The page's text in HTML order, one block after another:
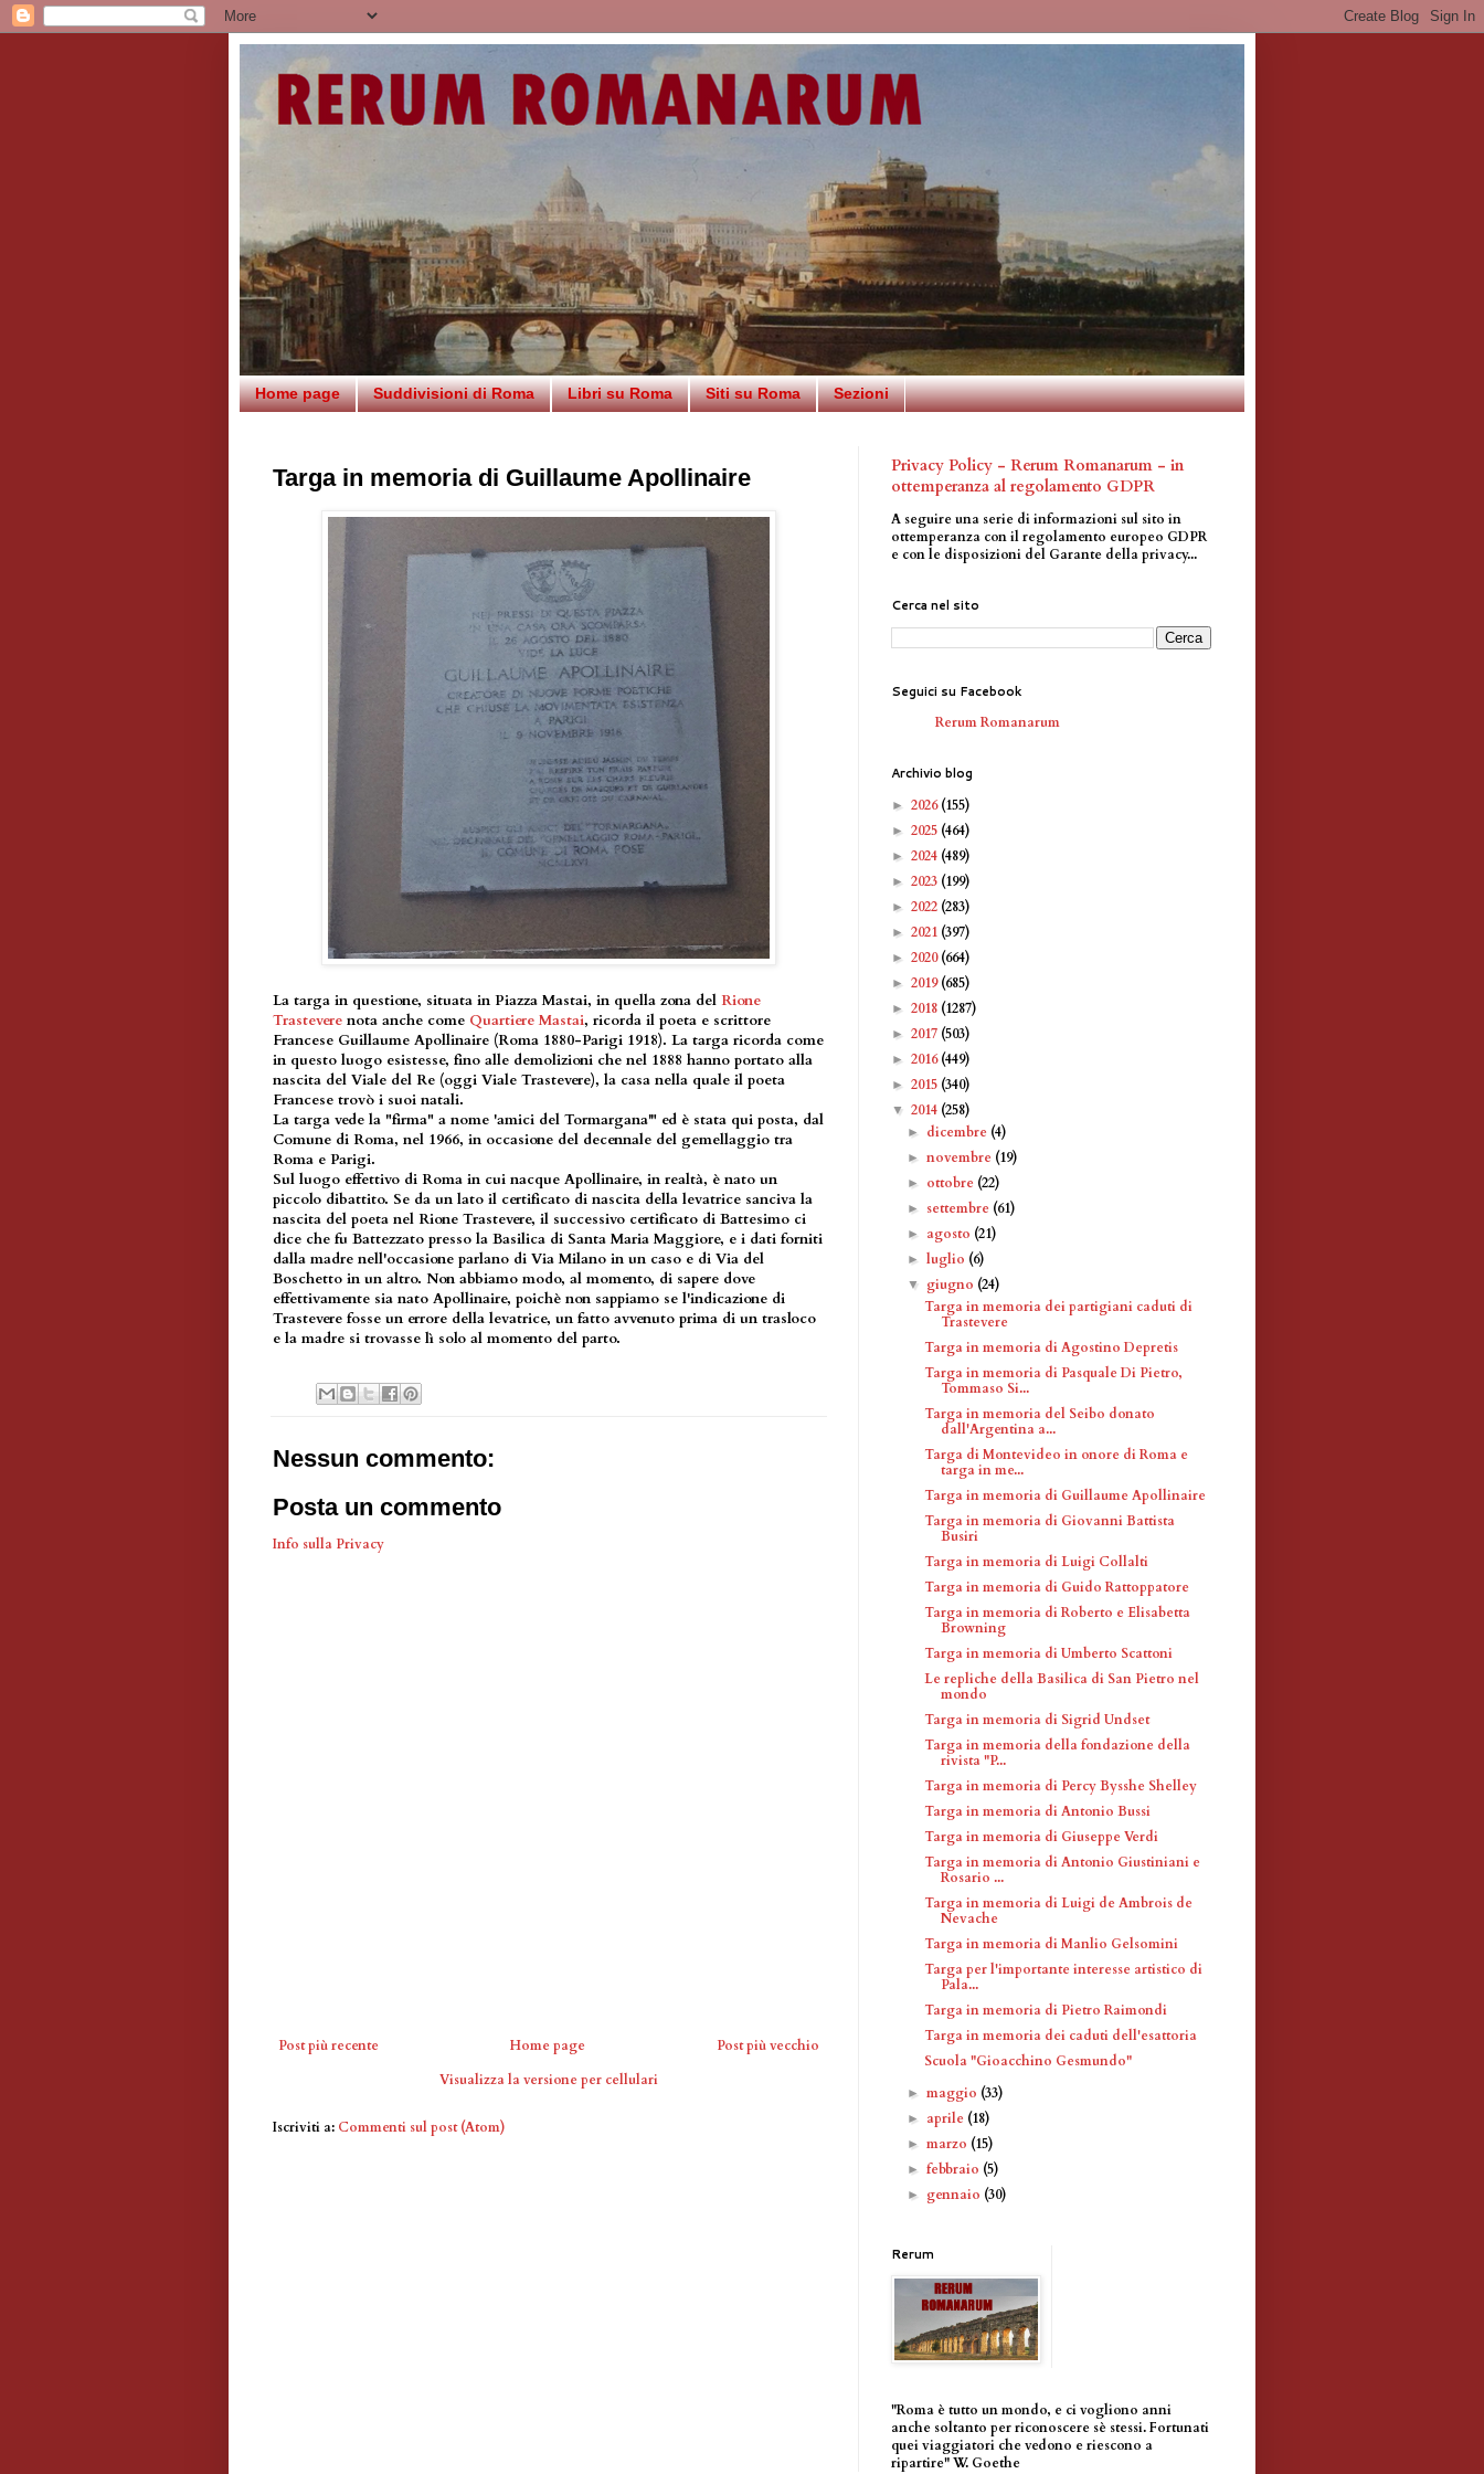
Home page Suddivisioni di Roma Libri su Roma Siti su Roma Sezioni
Targa in memoria di Guillaume Apollinaire
La targa in questione, situata in Piazza Mastai, in quella zona del Rione
Trastevere nota anche come Quartiere Mastai, ricorda il poeta e scrittore
Francese Guillaume Apollinaire (Roma 1880-Parigi 1918). La targa ricorda come
in questo luogo esistesse, fino alle demolizioni che nel 1888 hanno portato alla
nascita del Viale del Re (oggi Viale Trastevere), la casa nella quale il poeta
Francese trovò i suoi natali.
La targa vede la "firma" a nome 'amici del Tormargana'" ed è stata qui posta, dal
Comune di Roma, nel 1966, in occasione del decennale del gemellaggio tra
Roma e Parigi.
Sul luogo effettivo di Roma in cui nacque Apollinaire, in realtà, è nato un
piccolo dibattito. Se da un lato il certificato di nascita della levatrice sanciva la
nascita del poeta nel Rione Trastevere, il successivo certificato di Battesimo ci
dice che fu Battezzato presso la Basilica di Santa Maria Maggiore, e i dati forniti
dalla madre nell'occasione parlano di Via Milano in un caso e di Via del
Boschetto in un altro. Non abbiamo modo, al momento, di sapere dove
effettivamente sia nato Apollinaire, poichè non sappiamo se l'indicazione di
Trastevere fosse un errore della levatrice, un fatto avvenuto prima di un trasloco
e la madre si trovasse lì solo al momento del parto.
Nessun commento:
Posta un commento
Info sulla Privacy
Post più recente Post più vecchio
Home page
Visualizza la versione per cellulari
Iscriviti a: Commenti sul post (Atom)
Privacy Policy - Rerum Romanarum - in
ottemperanza al regolamento GDPR
A seguire una serie di informazioni sul sito in
ottemperanza con il regolamento europeo GDPR
e con le disposizioni del Garante della privacy...
Cerca nel sito
Seguici su Facebook
Rerum Romanarum
Archivio blog
► 2026(155)
► 2025 (464)
► 2024 (489)
► 2023 (199)
► 2022 (283)
► 2021 (397)
► 2020(664)
► 2019(685)
► 2018 (1287)
► 2017 (503)
► 2016(449)
► 2015 (340)
▼ 2014 (258)
► dicembre (4)
►novembre (19)
► ottobre (22)
► settembre (61)
► agosto (21)
►luglio (6)
▼ giugno (24)
Targa in memoria dei partigiani caduti di
Trastevere
Targa in memoria di Agostino Depretis
Targa in memoria di Pasquale Di Pietro,
Tommaso Si...
Targa in memoria del Seibo donato
dall'Argentina a...
Targa di Montevideo in onore di Roma e
targa in me...
Targa in memoria di Guillaume Apollinaire
Targa in memoria di Giovanni Battista
Busiri
Targa in memoria di Luigi Collalti
Targa in memoria di Guido Rattoppatore
Targa in memoria di Roberto e Elisabetta
Browning
Targa in memoria di Umberto Scattoni
Le repliche della Basilica di San Pietro nel
mondo
Targa in memoria di Sigrid Undset
Targa in memoria della fondazione della
rivista "P...
Targa in memoria di Percy Bysshe Shelley
Targa in memoria di Antonio Bussi
Targa in memoria di Giuseppe Verdi
Targa in memoria di Antonio Giustiniani e
Rosario ...
Targa in memoria di Luigi de Ambrois de
Nevache
Targa in memoria di Manlio Gelsomini
Targa per l'importante interesse artistico di
Pala...
Targa in memoria di Pietro Raimondi
Targa in memoria dei caduti dell'esattoria
Scuola "Gioacchino Gesmundo"
►maggio (33)
► aprile (18)
►marzo (15)
►febbraio (5)
► gennaio (30)
Rerum
"Roma è tutto un mondo, e ci vogliono anni
anche soltanto per riconoscere sè stessi. Fortunati
quei viaggiatori che vedono e riescono a
ripartire" W. Goethe